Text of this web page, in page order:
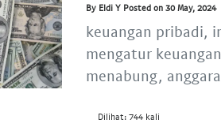
By Eldi Y Posted on 30 May, 2024
keuangan pribadi,
mengatur
menabung,
Dilihat: 744 kali